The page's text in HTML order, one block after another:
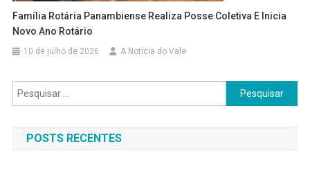
Família Rotária Panambiense Realiza Posse Coletiva E Inicia
Novo Ano Rotário
10 de julho de 2026 A Notícia do Vale
Pesquisar
por:
POSTS RECENTES